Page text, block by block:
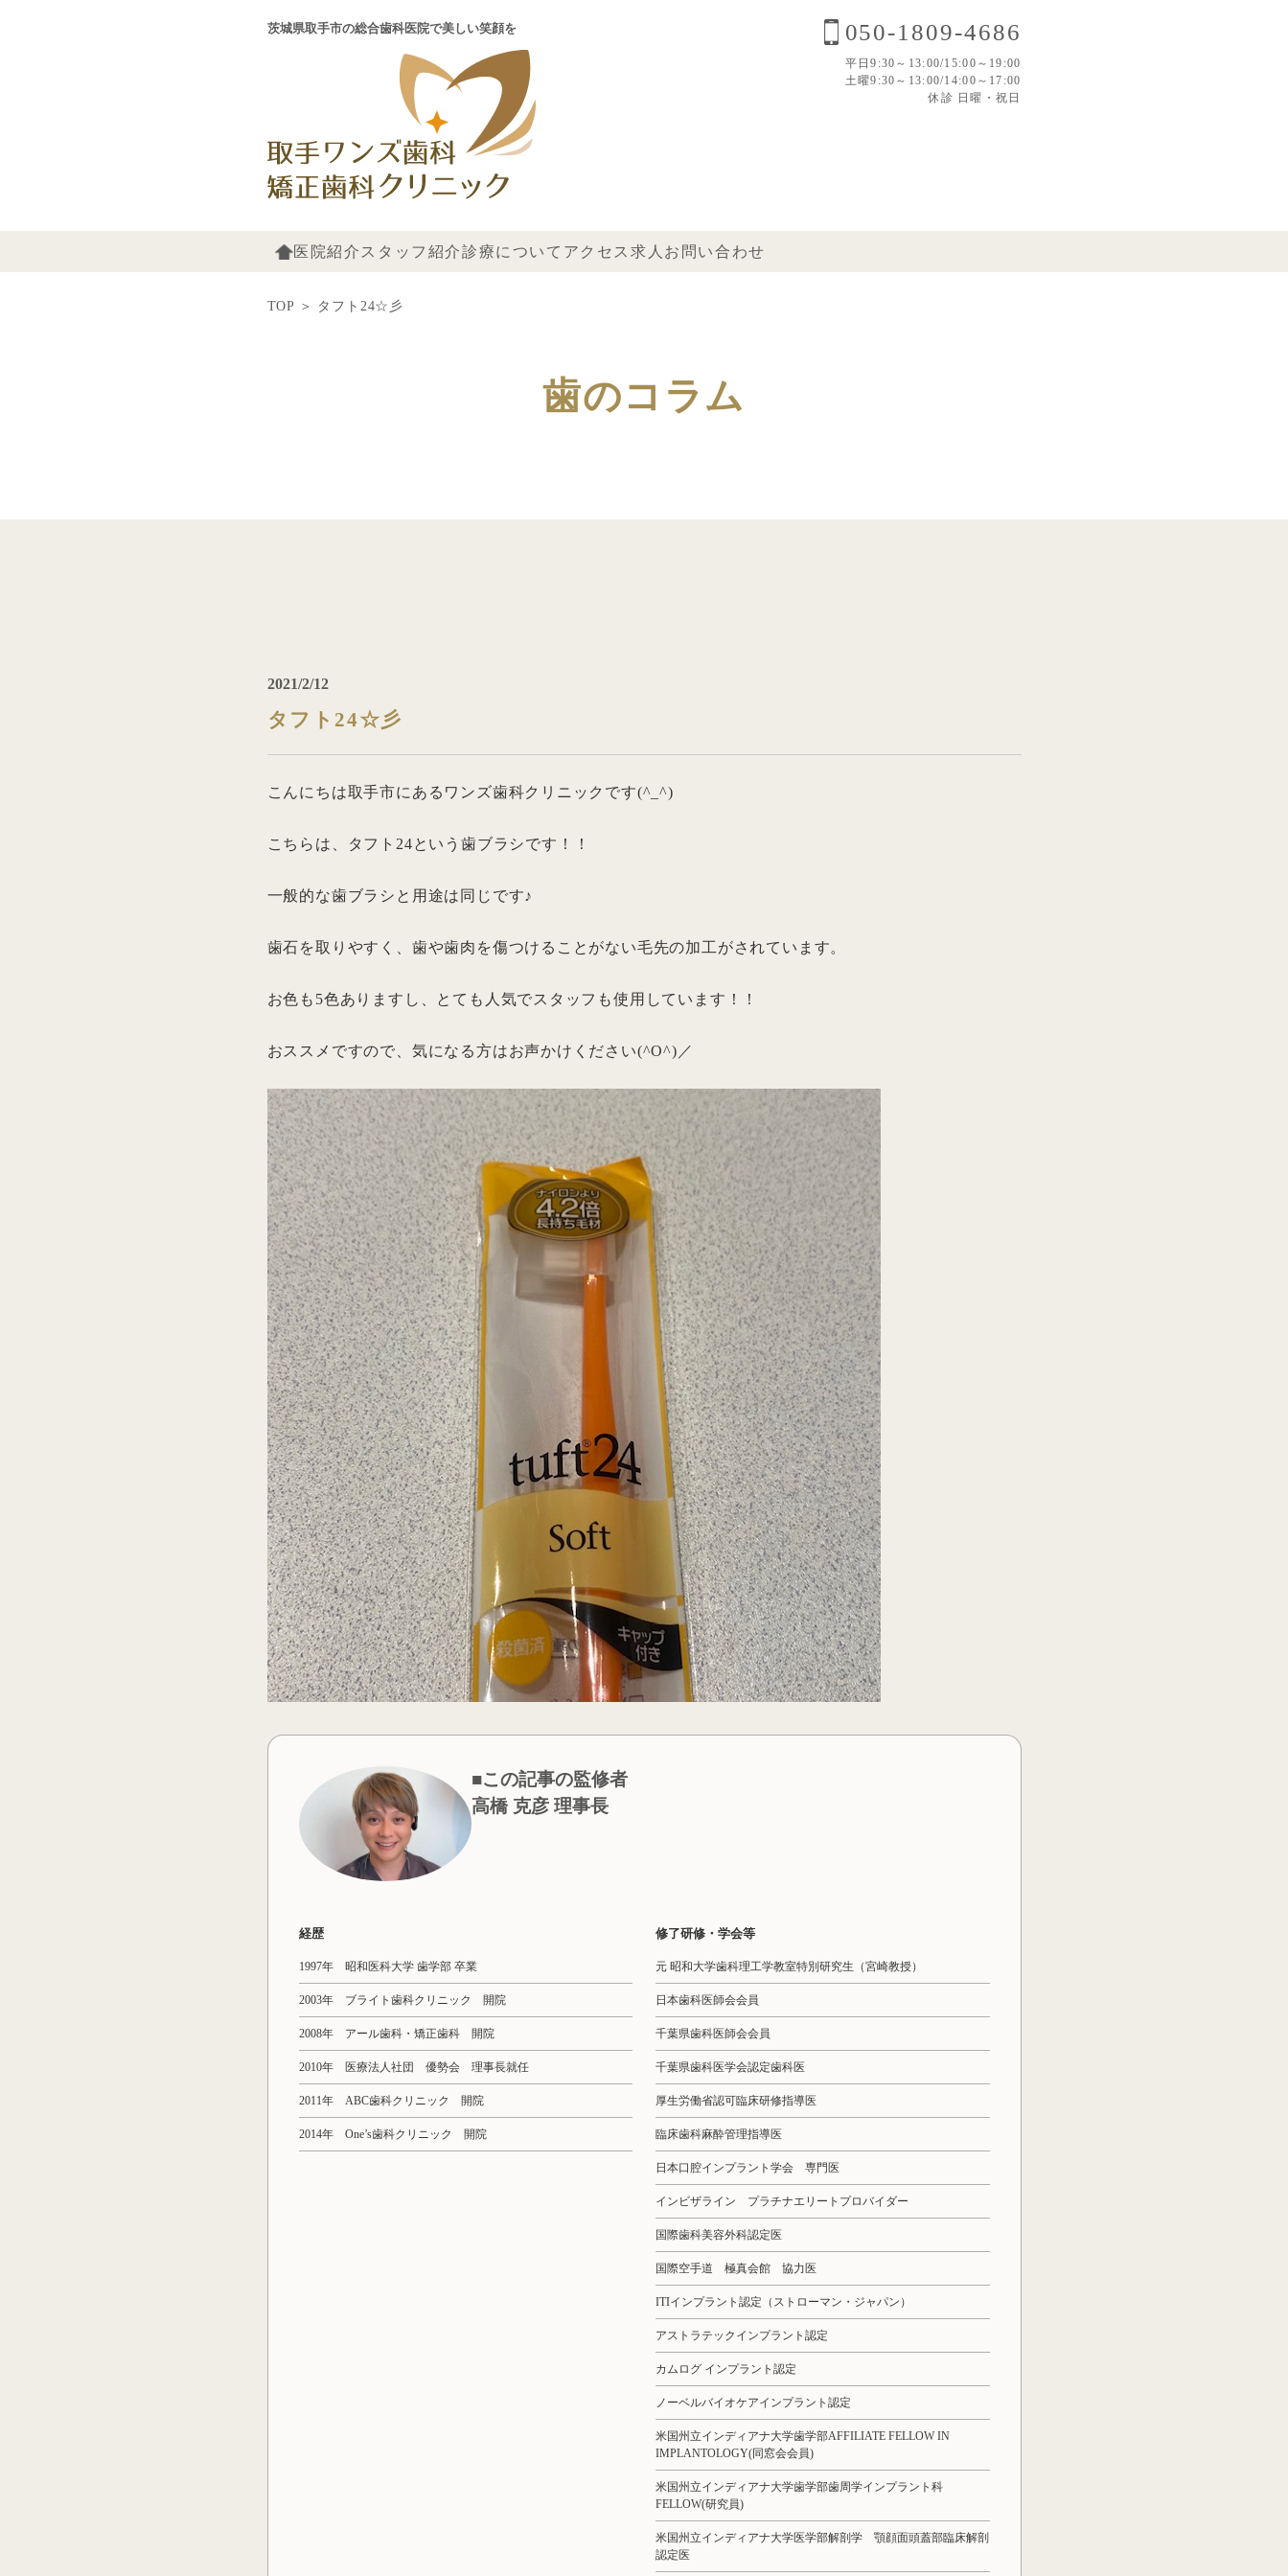
茨城県取手市の総合歯科医院で美しい笑顔を 050-1809-4686
平日9:30～13:00/15:00～19:00
土曜9:30～13:00/14:00～17:00
休診 日曜・祝日
医院紹介 スタッフ紹介診療について アクセス求人 お問い合わせ
TOP＞ タフト24☆彡
歯のコラム
2021/2/12
タフト24☆彡
こんにちは取手市にあるワンズ歯科クリニックです(^_^)
こちらは、タフト24という歯ブラシです！！
一般的な歯ブラシと用途は同じです♪
歯石を取りやすく、歯や歯肉を傷つけることがない毛先の加工がされています。
お色も5色ありますし、とても人気でスタッフも使用しています！！
おススメですので、気になる方はお声かけください(^O^)／
■この記事の監修者
高橋 克彦 理事長
経歴
1997年 昭和医科大学 歯学部 卒業
2003年 ブライト歯科クリニック 開院
2008年 アール歯科・矯正歯科 開院
2010年 医療法人社団 優勢会 理事長就任
2011年 ABC歯科クリニック 開院
2014年 One’s歯科クリニック 開院
修了研修・学会等
元 昭和大学歯科理工学教室特別研究生（宮崎教授）
日本歯科医師会会員
千葉県歯科医師会会員
千葉県歯科医学会認定歯科医
厚生労働省認可臨床研修指導医
臨床歯科麻酔管理指導医
日本口腔インプラント学会 専門医
インビザライン プラチナエリートプロバイダー
国際歯科美容外科認定医
国際空手道 極真会館 協力医
ITIインプラント認定（ストローマン・ジャパン）
アストラテックインプラント認定
カムログ インプラント認定
ノーベルバイオケアインプラント認定
米国州立インディアナ大学歯学部AFFILIATE FELLOW IN
IMPLANTOLOGY(同窓会会員)
米国州立インディアナ大学歯学部歯周学インプラント科
FELLOW(研究員)
米国州立インディアナ大学医学部解剖学 顎顔面頭蓋部臨床解剖
認定医